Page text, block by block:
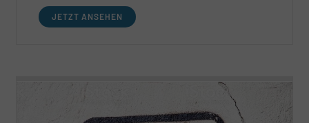
Immobilienunternehmen darstellen, finden Sie in
Halle C2.510.
JETZT ANSEHEN